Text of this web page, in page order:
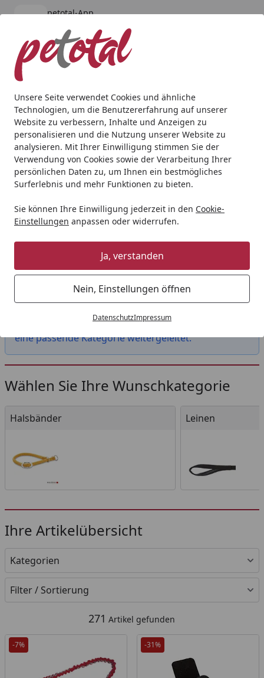
Unsere Seite verwendet Cookies und ähnliche
Technologien, um die Benutzererfahrung auf unserer
Website zu verbessern, Inhalte und Anzeigen zu
personalisieren und die Nutzung unserer Website zu
analysieren. Mit Ihrer Einwilligung stimmen Sie der
Verwendung von Cookies sowie der Verarbeitung Ihrer
persönlichen Daten zu, um Ihnen ein bestmögliches
Surferlebnis und mehr Funktionen zu bieten.
Sie können Ihre Einwilligung jederzeit in den Cookie-
Einstellungen anpassen oder widerrufen.
Ja, verstanden
Nein, Einstellungen öffnen
DatenschutzImpressum
petotal-App
kostenlos - Im App Store
Alle Produkte
Mein Konto
Suchen
Halsbänder, Leinen & Co
Startseite
Halsbänder, Leinen & Co
Das von Ihnen gesuchte Produkt "Wolters
leider nicht mehr verfügbar. Sie wurden daher auf
eine passende Kategorie weitergeleitet.
Wählen Sie Ihre Wunschkategorie
Halsbänder
Halsbänder Leinen
Leinen
Ihre Artikelübersicht
Kategorien
Filter / Sortierung
271 Artikel gefunden
-7% -31%